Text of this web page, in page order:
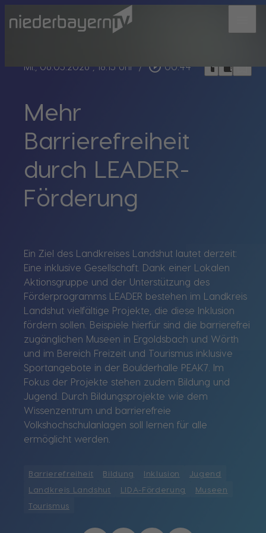
Mi., 06.05.2026 , 18:15 Uhr / play_circle_outline 00:44 headphoneschrome_reader_modebookmark_border
Mehr
Barrierefreiheit
durch LEADER-
Förderung
Ein Ziel des Landkreises Landshut lautet derzeit:
Eine inklusive Gesellschaft. Dank einer Lokalen
Aktionsgruppe und der Unterstützung des
Förderprogramms LEADER bestehen im Landkreis
Landshut vielfältige Projekte, die diese Inklusion
fördern sollen. Beispiele hierfür sind die barrierefrei
zugänglichen Museen in Ergoldsbach und Wörth
und im Bereich Freizeit und Tourismus inklusive
Sportangebote in der Boulderhalle PEAK7. Im
Fokus der Projekte stehen zudem Bildung und
Jugend. Durch Bildungsprojekte wie dem
Wissenzentrum und barrierefreie
Volkshochschulanlagen soll lernen für alle
ermöglicht werden.
Barrierefreiheit Bildung Inklusion
Jugend
Landkreis Landshut
LIDA-Förderung
Museen
Tourismus